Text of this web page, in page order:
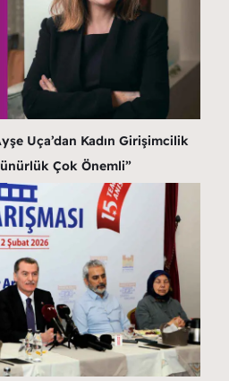
Uça’dan Kadın Girişimcilik
Çok Önemli”